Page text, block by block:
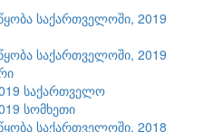
საქართველოში, 2019
საქართველოში, 2019
საქართველო
სომხეთი
საქართველოში, 2018